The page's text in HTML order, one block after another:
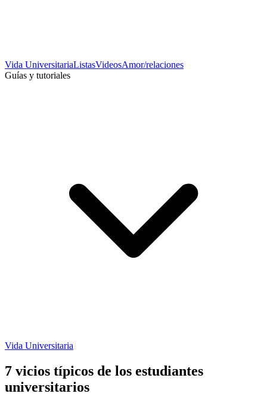
Vida UniversitariaListasVideosAmor/relaciones
Guías y tutoriales
Vida Universitaria
7 vicios típicos de los estudiantes
universitarios